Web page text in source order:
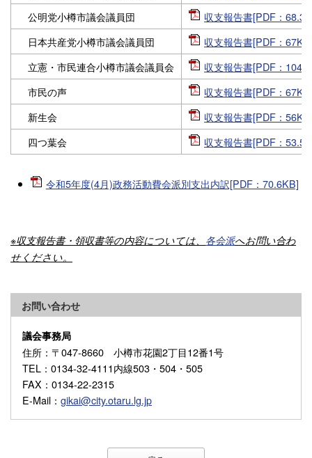
公明党小樽市議会議員団
収支報告書[PDF：
日本共産党小樽市議会議員団
収支報告書[PDF：
立憲・市民連合小樽市議会議員会
収支報告書[PDF：
市民の声
収支報告書[PDF：
新生会
収支報告書[PDF：
四つ葉会
収支報告書[PDF：
令和5年度(4月)政務活動費会派別支出内訳[PDF：70.6KB]
※収支報告書・領収書等の内容については、 各会派へお問い合わ
せください。
お問い合わせ
議会事務局
住所 ：〒047-8660 小樽市花園2丁目12番1号
TEL ：0134-32-4111内線503・504・505
FAX ：0134-22-2315
E-Mail ： gikai@city.otaru.lg.jp